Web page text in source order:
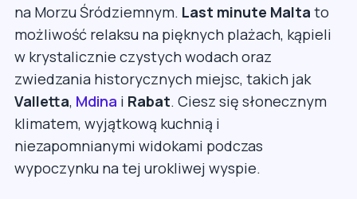
na Morzu Śródziemnym. Last minute Malta to
możliwość relaksu na pięknych plażach, kąpieli
w krystalicznie czystych wodach oraz
zwiedzania historycznych miejsc, takich jak
Valletta, Mdina i Rabat. Ciesz się słonecznym
klimatem, wyjątkową kuchnią i
niezapomnianymi widokami podczas
wypoczynku na tej urokliwej wyspie.